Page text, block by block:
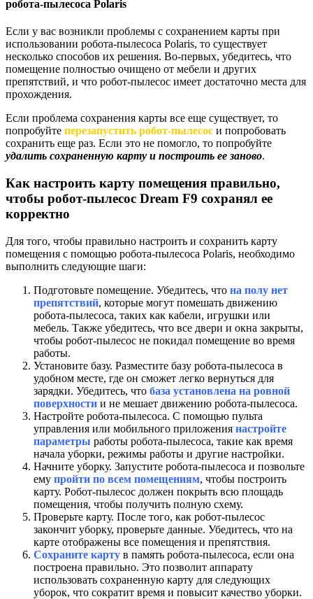
робота-пылесоса Polaris
Если у вас возникли проблемы с сохранением карты при
использовании робота-пылесоса Polaris, то существует
несколько способов их решения. Во-первых, убедитесь, что
помещение полностью очищено от мебели и других
препятствий, и что робот-пылесос имеет достаточно места для
прохождения.
Если проблема сохранения карты все еще существует, то
попробуйте перезапустить робот-пылесос и попробовать
сохранить еще раз. Если это не помогло, то попробуйте
удалить сохраненную карту и построить ее заново.
Как настроить карту помещения правильно,
чтобы робот-пылесос Dream F9 сохранял ее
корректно
Для того, чтобы правильно настроить и сохранить карту
помещения с помощью робота-пылесоса Polaris, необходимо
выполнить следующие шаги:
Подготовьте помещение. Убедитесь, что на полу нет
препятствий, которые могут помешать движению
робота-пылесоса, таких как кабели, игрушки или
мебель. Также убедитесь, что все двери и окна закрыты,
чтобы робот-пылесос не покидал помещение во время
работы.
Установите базу. Разместите базу робота-пылесоса в
удобном месте, где он сможет легко вернуться для
зарядки. Убедитесь, что база установлена на ровной
поверхности и не мешает движению робота-пылесоса.
Настройте робота-пылесоса. С помощью пульта
управления или мобильного приложения настройте
параметры работы робота-пылесоса, такие как время
начала уборки, режимы работы и другие настройки.
Начните уборку. Запустите робота-пылесоса и позвольте
ему пройти по всем помещениям, чтобы построить
карту. Робот-пылесос должен покрыть всю площадь
помещения, чтобы получить полную схему.
Проверьте карту. После того, как робот-пылесос
закончит уборку, проверьте данные. Убедитесь, что на
карте отображены все помещения и препятствия.
Сохраните карту в память робота-пылесоса, если она
построена правильно. Это позволит аппарату
использовать сохраненную карту для следующих
уборок, что сократит время и повысит качество уборки.